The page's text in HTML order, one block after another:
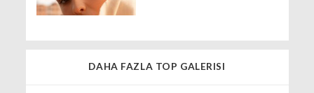
DAHA FAZLA TOP GALERISI